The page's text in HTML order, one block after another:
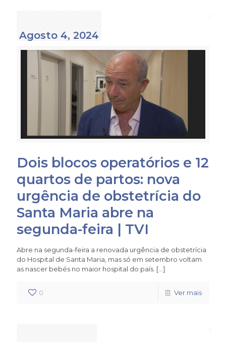
Agosto 4, 2024
Dois blocos operatórios e 12
quartos de partos: nova
urgência de obstetrícia do
Santa Maria abre na
segunda-feira | TVI
Abre na segunda-feira a renovada urgência de obstetrícia
do Hospital de Santa Maria, mas só em setembro voltam
as nascer bebés no maior hospital do país. […]
0 Ver mais